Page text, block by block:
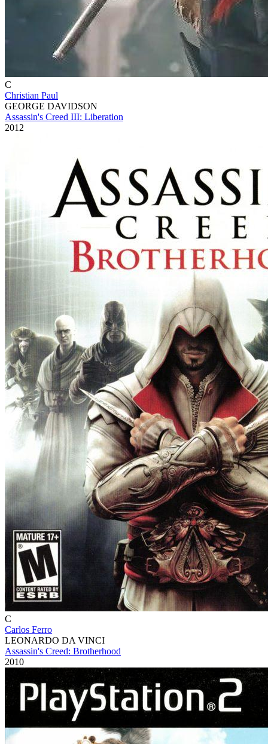
C
Christian Paul
GEORGE DAVIDSON
Assassin's Creed III: Liberation
2012
C
Carlos Ferro
LEONARDO DA VINCI
Assassin's Creed: Brotherhood
2010